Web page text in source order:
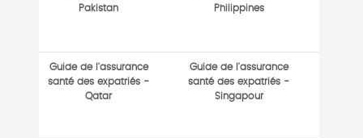
Pakistan
Philippines
Guide de l'assurance
santé des expatriés -
Qatar
Guide de l'assurance
santé des expatriés -
Singapour